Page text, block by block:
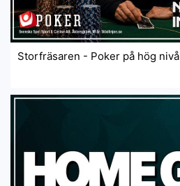
Storfräsaren - Poker på hög